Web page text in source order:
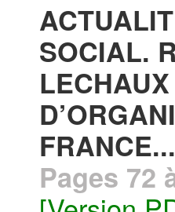
SOCIAL.
Pages 72